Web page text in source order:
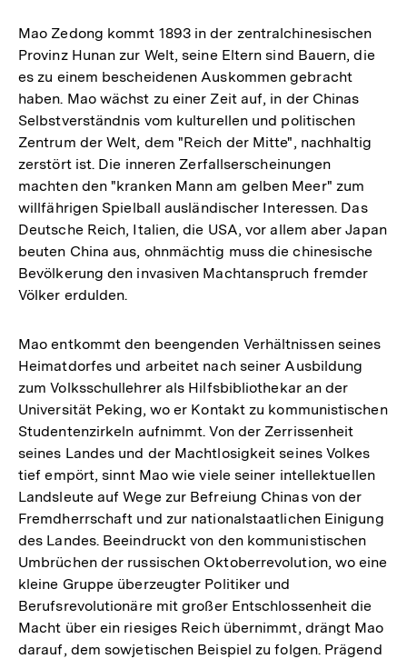
Mao Zedong kommt 1893 in der zentralchinesischen
Provinz Hunan zur Welt, seine Eltern sind Bauern, die
es zu einem bescheidenen Auskommen gebracht
haben. Mao wächst zu einer Zeit auf, in der Chinas
Selbstverständnis vom kulturellen und politischen
Zentrum der Welt, dem "Reich der Mitte", nachhaltig
zerstört ist. Die inneren Zerfallserscheinungen
machten den "kranken Mann am gelben Meer" zum
willfährigen Spielball ausländischer Interessen. Das
Deutsche Reich, Italien, die USA, vor allem aber Japan
beuten China aus, ohnmächtig muss die chinesische
Bevölkerung den invasiven Machtanspruch fremder
Völker erdulden.
Mao entkommt den beengenden Verhältnissen seines
Heimatdorfes und arbeitet nach seiner Ausbildung
zum Volksschullehrer als Hilfsbibliothekar an der
Universität Peking, wo er Kontakt zu kommunistischen
Studentenzirkeln aufnimmt. Von der Zerrissenheit
seines Landes und der Machtlosigkeit seines Volkes
tief empört, sinnt Mao wie viele seiner intellektuellen
Landsleute auf Wege zur Befreiung Chinas von der
Fremdherrschaft und zur nationalstaatlichen Einigung
des Landes. Beeindruckt von den kommunistischen
Umbrüchen der russischen Oktoberrevolution, wo eine
kleine Gruppe überzeugter Politiker und
Berufsrevolutionäre mit großer Entschlossenheit die
Macht über ein riesiges Reich übernimmt, drängt Mao
darauf, dem sowjetischen Beispiel zu folgen. Prägend